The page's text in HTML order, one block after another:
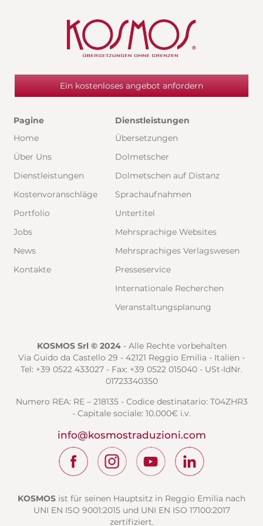
Ein kostenloses angebot anfordern
Pagine
Home
Über Uns
Dienstleistungen
Kostenvoranschläge
Portfolio
Jobs
News
Kontakte
Dienstleistungen
Übersetzungen
Dolmetscher
Dolmetschen auf Distanz
Sprachaufnahmen
Untertitel
Mehrsprachige Websites
Mehrsprachiges Verlagswesen
Presseservice
Internationale Recherchen
Veranstaltungsplanung
KOSMOS Srl © 2024- Alle Rechte vorbehalten
Via Guido da Castello 29 - 42121 Reggio Emilia - Italien -
Tel: +39 0522 433027 - Fax: +39 0522 015040 - USt-IdNr.
01723340350
Numero REA: RE – 218135 - Codice destinatario: T04ZHR3
- Capitale sociale: 10.000€ i.v.
info@kosmostraduzioni.com
KOSMOS ist für seinen Hauptsitz in Reggio Emilia nach
UNI EN ISO 9001:2015 und UNI EN ISO 17100:2017
zertifiziert.